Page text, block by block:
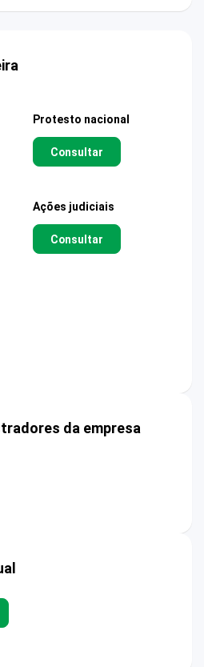
Protesto nacional
Consultar
Ações judiciais
Consultar
da empresa